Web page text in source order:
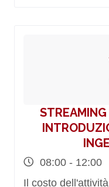
08:00 - 12:00
Il costo